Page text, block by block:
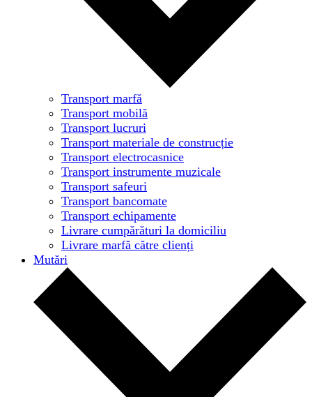
Transport marfă
Transport mobilă
Transport lucruri
Transport materiale de construcție
Transport electrocasnice
Transport instrumente muzicale
Transport safeuri
Transport bancomate
Transport echipamente
Livrare cumpărături la domiciliu
Livrare marfă către clienți
Mutări